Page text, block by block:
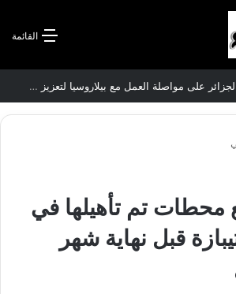
القائمة
عطاف يؤكد عزم الجزائر على مواصلة العمل مع بيلاروسيا لتعزيز العلاقات الثنائية
محطات تم تأهيلها في
قبل نهاية شهر